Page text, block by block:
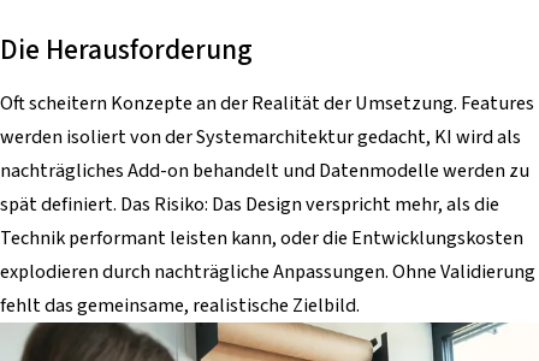
Die Herausforderung
Oft scheitern Konzepte an der Realität der Umsetzung. Features
werden isoliert von der Systemarchitektur gedacht, KI wird als
nachträgliches Add-on behandelt und Datenmodelle werden zu
spät definiert. Das Risiko: Das Design verspricht mehr, als die
Technik performant leisten kann, oder die Entwicklungskosten
explodieren durch nachträgliche Anpassungen. Ohne Validierung
fehlt das gemeinsame, realistische Zielbild.